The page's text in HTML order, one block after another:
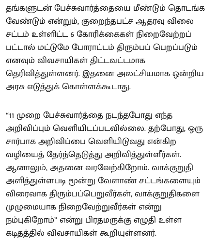
தங்களுடன் பேச்சுவார்த்தையை மீண்டும் தொடங்க
வேண்டும் என்றும், குறைந்தபட்ச ஆதரவு விலை
சட்டம் உள்ளிட்ட 6 கோரிக்கைகள் நிறைவேற்றப்
பட்டால் மட்டுமே போராட்டம் திரும்பப் பெறப்படும்
எனவும் விவசாயிகள் திட்டவட்டமாக
தெரிவித்துள்ளனர். இதனை அலட்சியமாக ஒன்றிய
அரசு எடுத்துக் கொள்ளக்கூடாது.
“11 முறை பேச்சுவார்த்தை நடந்தபோது எந்த
அறிவிப்பும் வெளியிடப்படவில்லை. தற்போது, ஒரு
சார்பாக அறிவிப்பை வெளியிடுவது என்கிற
வழியைத் தேர்ந்தெடுத்து அறிவித்துள்ளீர்கள்.
ஆனாலும், அதனை வரவேற்கிறோம். வாக்குறுதி
அளித்துள்ளபடி மூன்று வேளாண் சட்டங்களையும்
விரைவாக திரும்பப்பெறுவீர்கள், வாக்குறுதிகளை
முழுமையாக நிறைவேற்றுவீர்கள் என்று
நம்புகிறோம்” என்று பிரதமருக்கு எழுதி உள்ள
கடிதத்தில் விவசாயிகள் கூறியுள்ளனர்.